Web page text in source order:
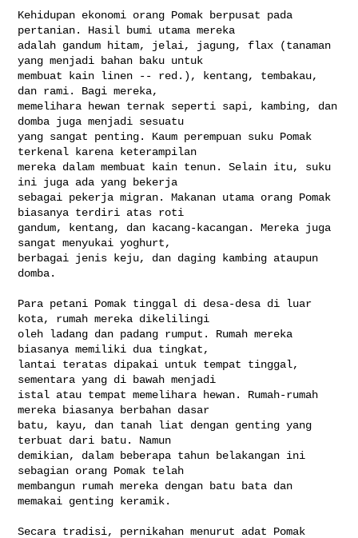
Kehidupan ekonomi orang Pomak berpusat pada
pertanian. Hasil bumi utama mereka
adalah gandum hitam, jelai, jagung, flax (tanaman
yang menjadi bahan baku untuk
membuat kain linen -- red.), kentang, tembakau,
dan rami. Bagi mereka,
memelihara hewan ternak seperti sapi, kambing, dan
domba juga menjadi sesuatu
yang sangat penting. Kaum perempuan suku Pomak
terkenal karena keterampilan
mereka dalam membuat kain tenun. Selain itu, suku
ini juga ada yang bekerja
sebagai pekerja migran. Makanan utama orang Pomak
biasanya terdiri atas roti
gandum, kentang, dan kacang-kacangan. Mereka juga
sangat menyukai yoghurt,
berbagai jenis keju, dan daging kambing ataupun
domba.
Para petani Pomak tinggal di desa-desa di luar
kota, rumah mereka dikelilingi
oleh ladang dan padang rumput. Rumah mereka
biasanya memiliki dua tingkat,
lantai teratas dipakai untuk tempat tinggal,
sementara yang di bawah menjadi
istal atau tempat memelihara hewan. Rumah-rumah
mereka biasanya berbahan dasar
batu, kayu, dan tanah liat dengan genting yang
terbuat dari batu. Namun
demikian, dalam beberapa tahun belakangan ini
sebagian orang Pomak telah
membangun rumah mereka dengan batu bata dan
memakai genting keramik.
Secara tradisi, pernikahan menurut adat Pomak